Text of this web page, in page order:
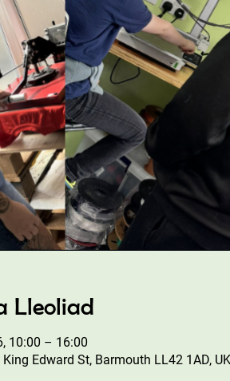
Lleoliad
10:00 – 16:00
Edward St, Barmouth LL42 1AD, UK